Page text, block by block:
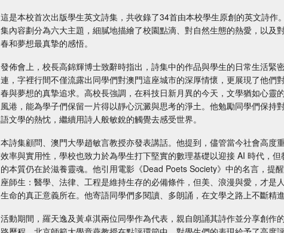
這是本校首次出版學生英文詩集，共收錄了34首由本校學生原創的英文詩作
集內容劃分為六大主題，細膩地描繪了校園點滴、對自然生態的熱愛，以及
春和夢想最真摯的感悟。
發佈會上，校長高錦輝博士致辭時指出，詩集中的作品與學生的日常生活緊
連，字裡行間不僅流露出同學們對澳門這座城市的深厚情懷，更展現了他們
春與夢想的真摯追求。高校長強調，在科技日新月異的今天，文學猶如心靈
風港，能為學子們保留一片得以靜心沉澱與思考的淨土。他勉勵同學們保持
語文學的熱忱，繼續用詩人般敏銳的觸覺去感受世界。
本詩集顧問、澳門大學趙敏言教授亦發表講話。他提到，儘管當今社會高度
效率與實用性，學校也致力於為學生打下堅實的數理基礎以迎接 AI 時代，但
的本質仍在於滋養靈魂。他引用電影《Dead Poets Society》中的名言，提
座師生：醫學、法律、工程是維持生存的必備條件，但美、浪漫與愛，才是
生命的真正意義所在。他寄語同學們多閱讀、多朗誦，在文學之路上不斷精
活動期間，羅天逸及黃卓淇兩位同學作為代表，親自朗誦其詩作並分享創作